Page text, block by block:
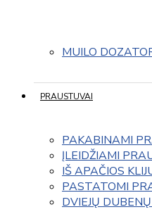
MUILO
PRAUSTUVAI
PAKABINAMI
ĮLEIDŽIAMI
IŠ APAČIOS
PASTATOMI
DVIEJŲ